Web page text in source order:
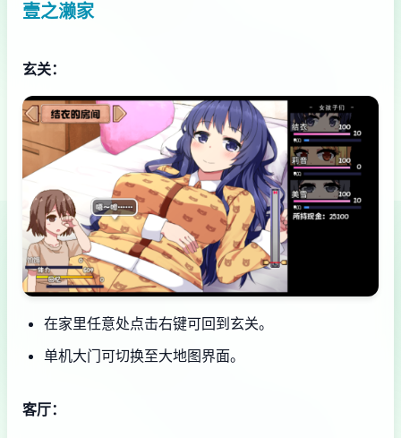
壹之濑家
玄关：
在家里任意处点击右键可回到玄关。
单机大门可切换至大地图界面。
客厅：